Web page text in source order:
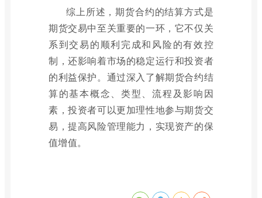
综上所述，期货合约的结算方式是
期货交易中至关重要的一环，它不仅关
系到交易的顺利完成和风险的有效控
制，还影响着市场的稳定运行和投资者
的利益保护。通过深入了解期货合约结
算的基本概念、类型、流程及影响因
素，投资者可以更加理性地参与期货交
易，提高风险管理能力，实现资产的保
值增值。